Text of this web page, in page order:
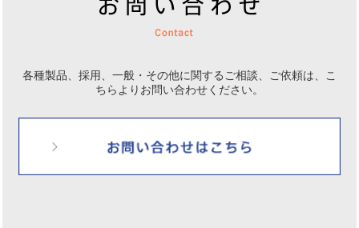
各種製品、採用、一般・その他に関するご相談、ご依頼は、
こ
ちらよりお問い合わせください。